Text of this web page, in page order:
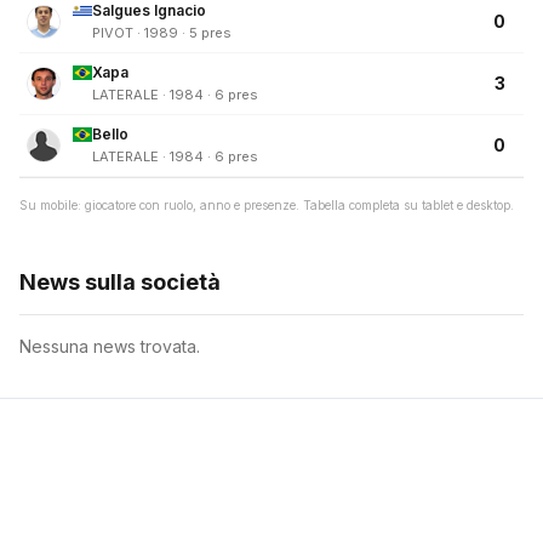
Salgues Ignacio
PIVOT · 1989 · 5 pres
0
Xapa
LATERALE · 1984 · 6 pres
3
Bello
LATERALE · 1984 · 6 pres
0
Su mobile: giocatore con ruolo, anno e presenze. Tabella completa su tablet e desktop.
News sulla società
Nessuna news trovata.